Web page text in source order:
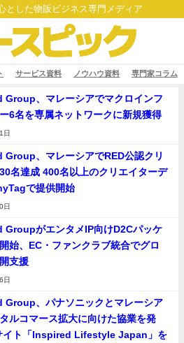
とした物販ビジネス専門メディア
サービス資料 ノウハウ資料 専門家コラム
Group、マレーシアでマクロインフ
6名を専属ネットワークに新規獲得
日
、マレーシアでRED公認クリ
名達成 400名以上のクリエイターデ
で提供開始
日
GroupがエンタメIP向けD2Cパッケ
始、EC・ファンクラブ統合でグロ
支援
日
Group、パナソニックとマレーシア
ルコマース拡大に向けた協業を発
ト「Inspired Lifestyle Japan」を